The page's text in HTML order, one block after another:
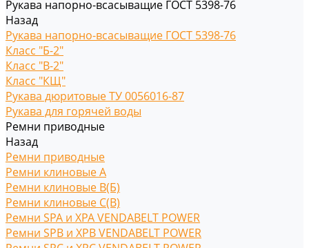
Рукава напорно-всасыващие ГОСТ 5398-76
Назад
Рукава напорно-всасыващие ГОСТ 5398-76
Класс "Б-2"
Класс "В-2"
Класс "КЩ"
Рукава дюритовые ТУ 0056016-87
Рукава для горячей воды
Ремни приводные
Назад
Ремни приводные
Ремни клиновые A
Ремни клиновые В(Б)
Ремни клиновые С(B)
Ремни SPA и XPA VENDABELT POWER
Ремни SPB и XPB VENDABELT POWER